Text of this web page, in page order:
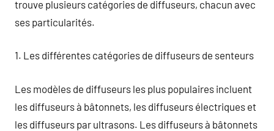
trouve plusieurs catégories de diffuseurs, chacun avec
ses particularités.
1. Les différentes catégories de diffuseurs de senteurs
Les modèles de diffuseurs les plus populaires incluent
les diffuseurs à bâtonnets, les diffuseurs électriques et
les diffuseurs par ultrasons. Les diffuseurs à bâtonnets